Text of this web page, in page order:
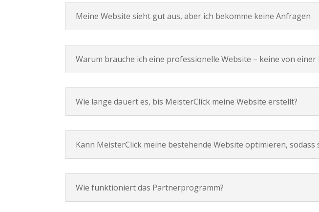
Meine Website sieht gut aus, aber ich bekomme keine Anfragen
Warum brauche ich eine professionelle Website – keine von einer
Wie lange dauert es, bis MeisterClick meine Website erstellt?
Kann MeisterClick meine bestehende Website optimieren,
Wie funktioniert das Partnerprogramm?